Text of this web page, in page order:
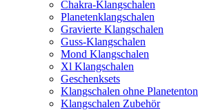
Chakra-Klangschalen
Planetenklangschalen
Gravierte Klangschalen
Guss-Klangschalen
Mond Klangschalen
Xl Klangschalen
Geschenksets
Klangschalen ohne Planetenton
Klangschalen Zubehör